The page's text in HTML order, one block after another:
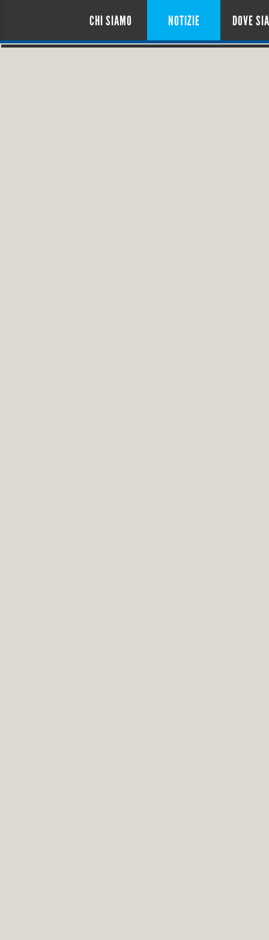
CHI SIAMO NOTIZIE DOVE